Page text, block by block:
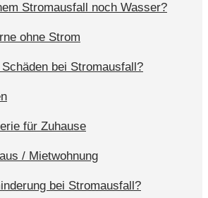
Stromausfall noch Wasser?
bei Stromausfall?
für Zuhause
bei Stromausfall?